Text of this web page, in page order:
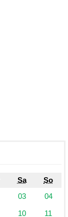
Sa
So
03
04
10
11